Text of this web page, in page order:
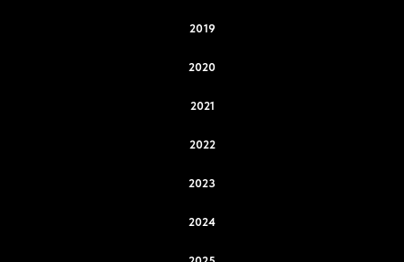
2019
2020
2021
2022
2023
2024